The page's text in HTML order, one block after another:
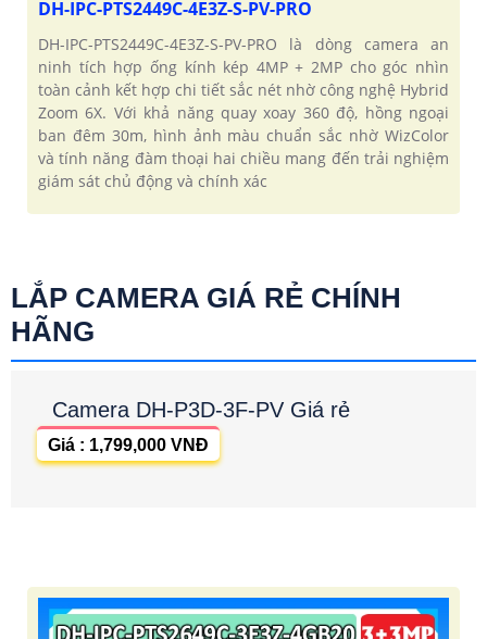
DH-IPC-PTS2449C-4E3Z-S-PV-PRO
DH-IPC-PTS2449C-4E3Z-S-PV-PRO là dòng camera an
ninh tích hợp ống kính kép 4MP + 2MP cho góc nhìn
toàn cảnh kết hợp chi tiết sắc nét nhờ công nghệ Hybrid
Zoom 6X. Với khả năng quay xoay 360 độ, hồng ngoại
ban đêm 30m, hình ảnh màu chuẩn sắc nhờ WizColor
và tính năng đàm thoại hai chiều mang đến trải nghiệm
giám sát chủ động và chính xác
LẮP CAMERA GIÁ RẺ CHÍNH
HÃNG
Camera DH-P3D-3F-PV Giá rẻ
Giá : 1,799,000 VNĐ